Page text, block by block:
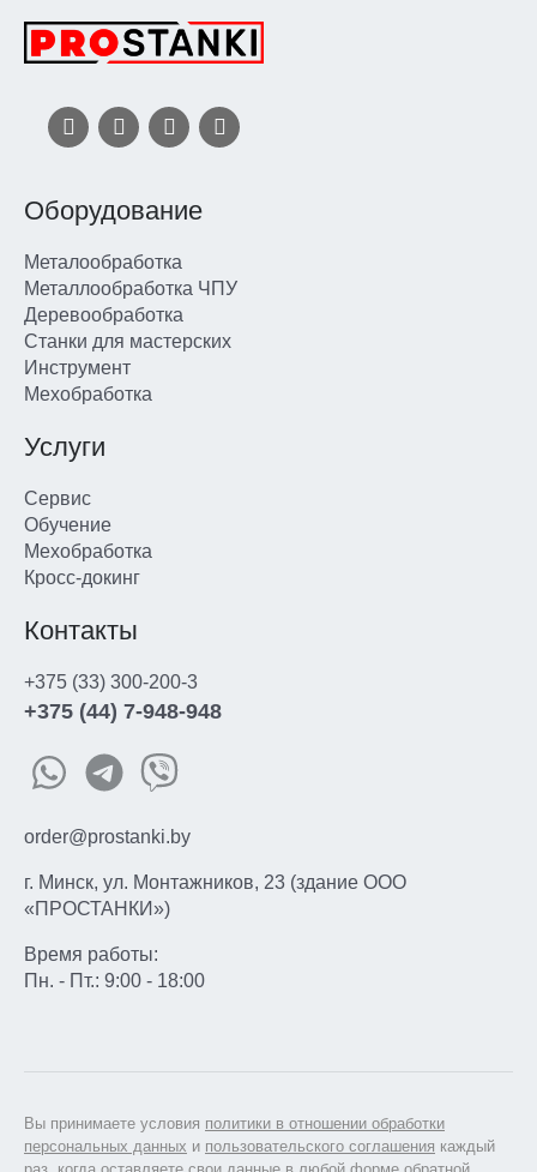
Оборудование
Металообработка
Металлообработка ЧПУ
Деревообработка
Станки для мастерских
Инструмент
Мехобработка
Услуги
Сервис
Обучение
Мехобработка
Кросс-докинг
Контакты
+375 (33) 300-200-3
+375 (44) 7-948-948
order@prostanki.by
г. Минск, ул. Монтажников, 23 (здание ООО
«ПРОСТАНКИ»)
Время работы:
Пн. - Пт.: 9:00 - 18:00
Вы принимаете условия политики в отношении обработки
персональных данных и пользовательского соглашения каждый